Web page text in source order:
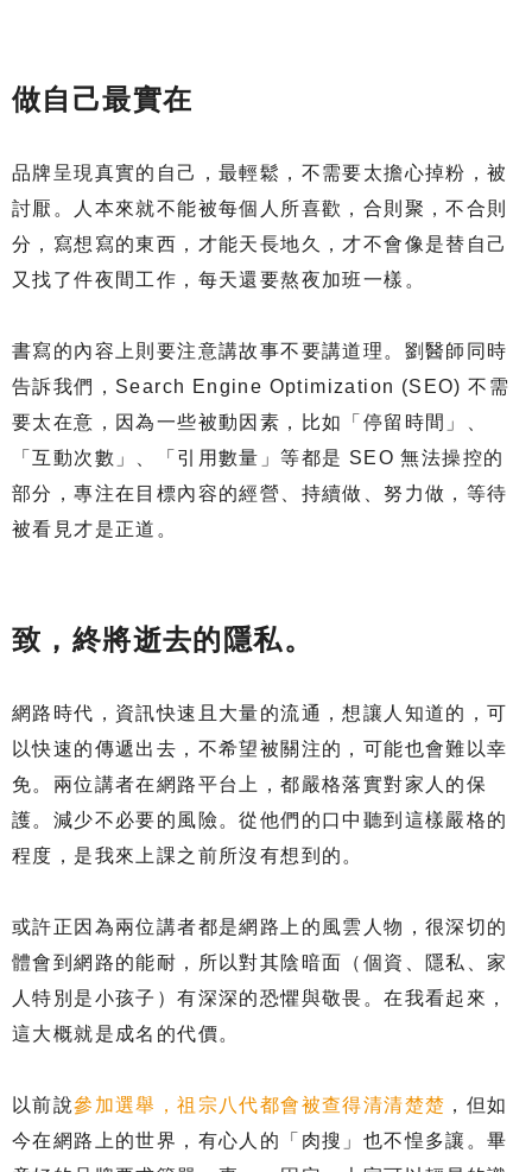
做自己最實在
品牌呈現真實的自己，最輕鬆，不需要太擔心掉粉，被
討厭。人本來就不能被每個人所喜歡，合則聚，不合則
分，寫想寫的東西，才能天長地久，才不會像是替自己
又找了件夜間工作，每天還要熬夜加班一樣。
書寫的內容上則要注意講故事不要講道理。劉醫師同時
告訴我們，Search Engine Optimization (SEO) 不需
要太在意，因為一些被動因素，比如「停留時間」、
「互動次數」、「引用數量」等都是 SEO 無法操控的
部分，專注在目標內容的經營、持續做、努力做，等待
被看見才是正道。
致，終將逝去的隱私。
網路時代，資訊快速且大量的流通，想讓人知道的，可
以快速的傳遞出去，不希望被關注的，可能也會難以幸
免。兩位講者在網路平台上，都嚴格落實對家人的保
護。減少不必要的風險。從他們的口中聽到這樣嚴格的
程度，是我來上課之前所沒有想到的。
或許正因為兩位講者都是網路上的風雲人物，很深切的
體會到網路的能耐，所以對其陰暗面（個資、隱私、家
人特別是小孩子）有深深的恐懼與敬畏。在我看起來，
這大概就是成名的代價。
以前說參加選舉，祖宗八代都會被查得清清楚楚 ，但如
今在網路上的世界，有心人的「肉搜」也不惶多讓。畢